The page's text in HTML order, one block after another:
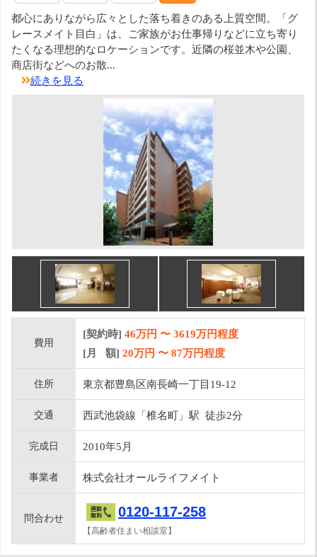
都心にありながら広々とした落ち着きのある上質空間。「グ
レースメイト目白」は、ご家族がお仕事帰りなどに立ち寄り
たくなる理想的なロケーションです。近隣の桜並木や公園、
商店街などへのお散...
続きを見る
費用
[契約時] 46万円 〜 3619万円程度
[月 額] 20万円 〜 87万円程度
住所 東京都豊島区南長崎一丁目19-12
交通 西武池袋線「椎名町」駅 徒歩2分
完成日 2010年5月
事業者 株式会社オールライフメイト
問合わせ 0120-117-258
【高齢者住まい相談室】